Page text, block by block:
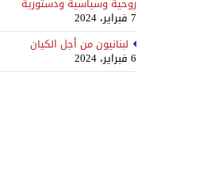
7 فبراير، 2024
لبنانيون من أجل الكيان
6 فبراير، 2024